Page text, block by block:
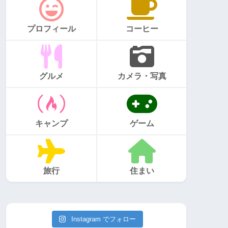
プロフィール コーヒー
グルメ カメラ・写真
キャンプ ゲーム
旅行 住まい
Instagram でフォロー